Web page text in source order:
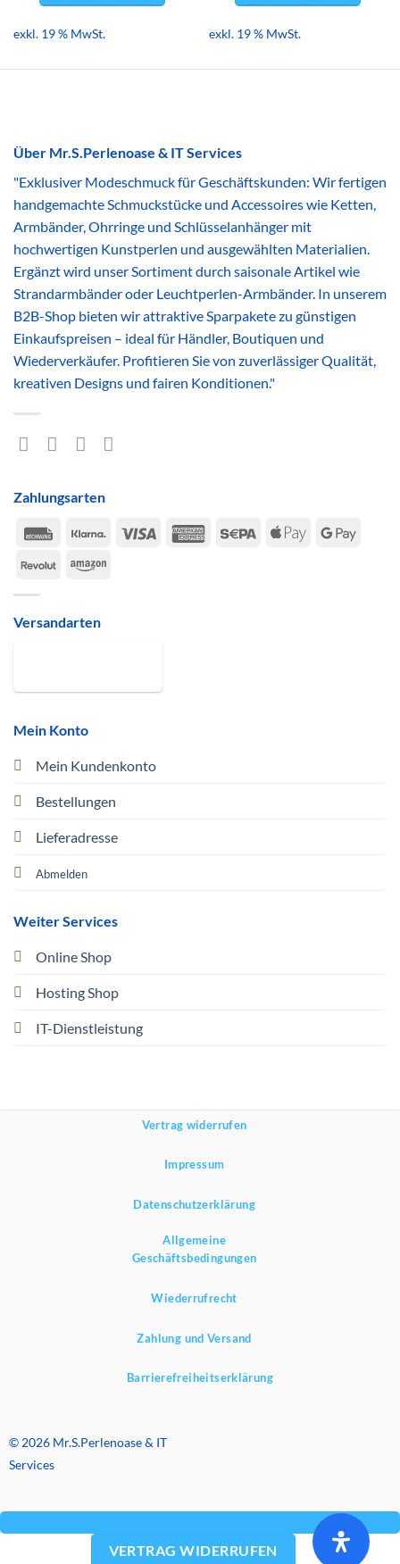
exkl. 19 % MwSt. exkl. 19 % MwSt.
Über Mr.S.Perlenoase & IT Services
"Exklusiver Modeschmuck für Geschäftskunden: Wir fertigen
handgemachte Schmuckstücke und Accessoires wie Ketten,
Armbänder, Ohrringe und Schlüsselanhänger mit
hochwertigen Kunstperlen und ausgewählten Materialien.
Ergänzt wird unser Sortiment durch saisonale Artikel wie
Strandarmbänder oder Leuchtperlen-Armbänder. In unserem
B2B-Shop bieten wir attraktive Sparpakete zu günstigen
Einkaufspreisen – ideal für Händler, Boutiquen und
Wiederverkäufer. Profitieren Sie von zuverlässiger Qualität,
kreativen Designs und fairen Konditionen."
Mein Konto
Mein Kundenkonto
Bestellungen
Lieferadresse
Abmelden
Weiter Services
Online Shop
Hosting Shop
IT-Dienstleistung
Zahlungsarten
Rechung
Klarna Visa
American Sepa
Apple
Google
RevolutAmazon
Versandarten
Vertrag widerrufen
Impressum
Datenschutzerklärung
Allgemeine
Geschäftsbedingungen
Wiederrufrecht
Zahlung und Versand
Barrierefreiheitserklärung
© 2026 Mr.S.Perlenoase & IT
Services
VERTRAG WIDERRUFEN